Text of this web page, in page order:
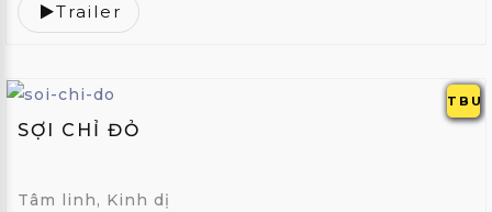
Trailer
TBU
SỢI CHỈ ĐỎ
Tâm linh, Kinh dị